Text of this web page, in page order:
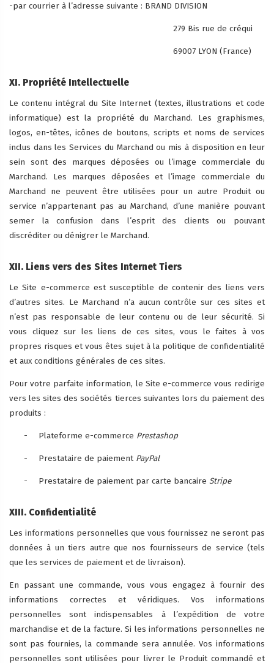
-par courrier à l’adresse suivante : BRAND DIVISION
279 Bis rue de créqui
69007 LYON (France)
XI. Propriété Intellectuelle
Le contenu intégral du Site Internet (textes, illustrations et code
informatique) est la propriété du Marchand. Les graphismes,
logos, en-têtes, icônes de boutons, scripts et noms de services
inclus dans les Services du Marchand ou mis à disposition en leur
sein sont des marques déposées ou l’image commerciale du
Marchand. Les marques déposées et l’image commerciale du
Marchand ne peuvent être utilisées pour un autre Produit ou
service n’appartenant pas au Marchand, d’une manière pouvant
semer la confusion dans l’esprit des clients ou pouvant
discréditer ou dénigrer le Marchand.
XII. Liens vers des Sites Internet Tiers
Le Site e-commerce est susceptible de contenir des liens vers
d’autres sites. Le Marchand n’a aucun contrôle sur ces sites et
n’est pas responsable de leur contenu ou de leur sécurité. Si
vous cliquez sur les liens de ces sites, vous le faites à vos
propres risques et vous êtes sujet à la politique de confidentialité
et aux conditions générales de ces sites.
Pour votre parfaite information, le Site e-commerce vous redirige
vers les sites des sociétés tierces suivantes lors du paiement des
produits :
- Plateforme e-commerce Prestashop
- Prestataire de paiement PayPal
- Prestataire de paiement par carte bancaire Stripe
XIII. Confidentialité
Les informations personnelles que vous fournissez ne seront pas
données à un tiers autre que nos fournisseurs de service (tels
que les services de paiement et de livraison).
En passant une commande, vous vous engagez à fournir des
informations correctes et véridiques. Vos informations
personnelles sont indispensables à l’expédition de votre
marchandise et de la facture. Si les informations personnelles ne
sont pas fournies, la commande sera annulée. Vos informations
personnelles sont utilisées pour livrer le Produit commandé et